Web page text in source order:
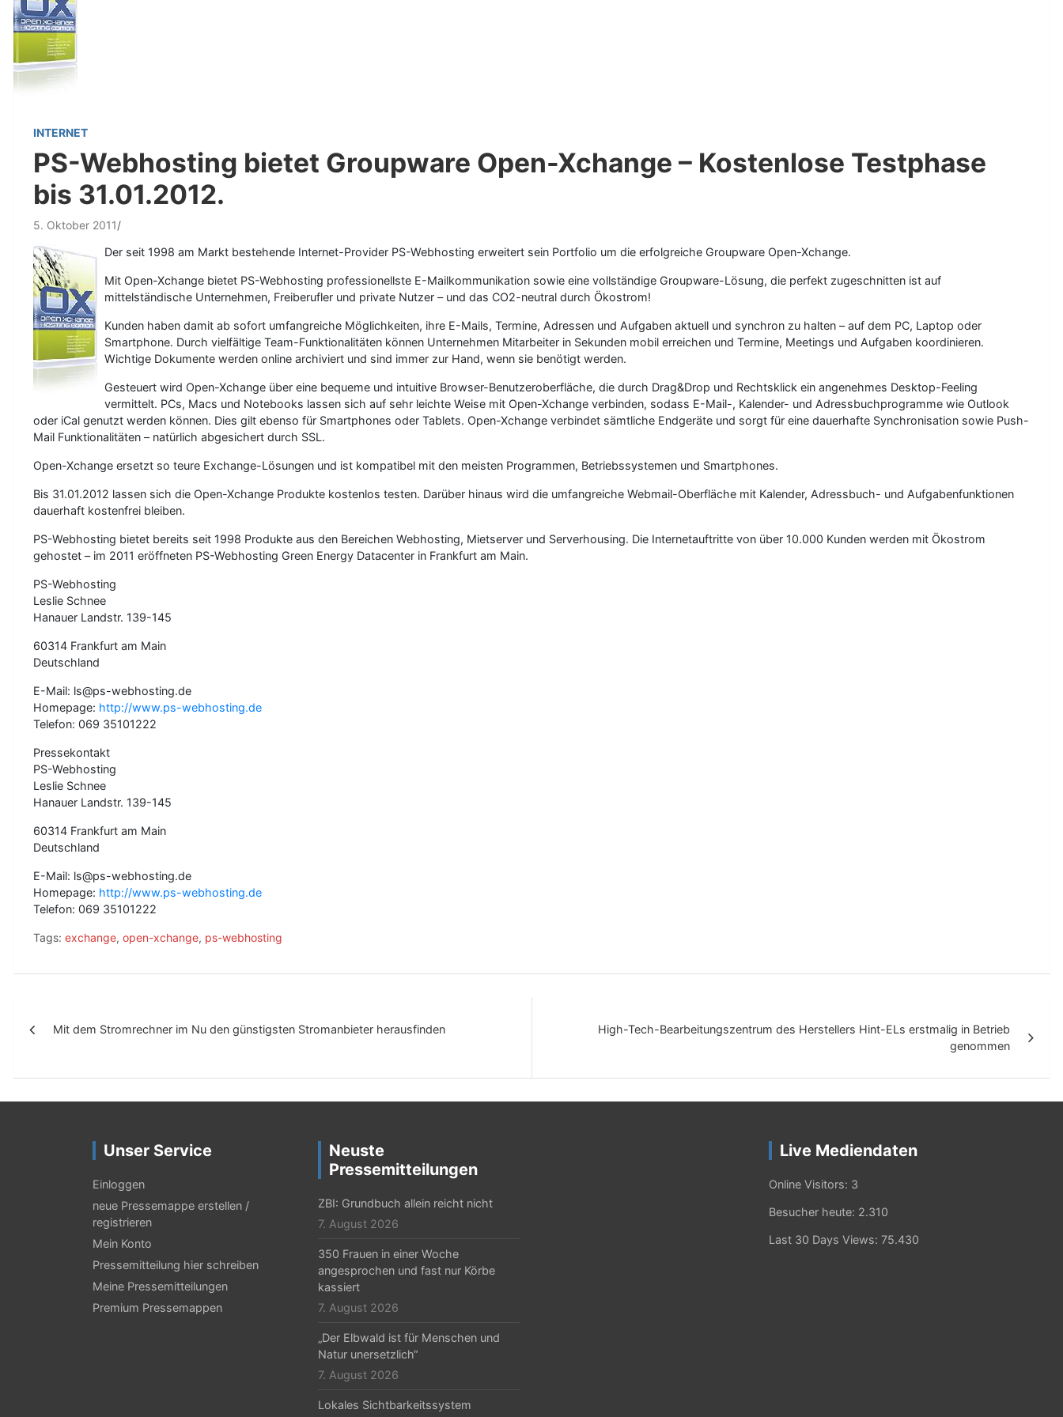
INTERNET
PS-Webhosting bietet Groupware Open-Xchange – Kostenlose Testphase
bis 31.01.2012.
5. Oktober 2011
Der seit 1998 am Markt bestehende Internet-Provider PS-Webhosting erweitert sein Portfolio um die erfolgreiche Groupware Open-Xchange.
Mit Open-Xchange bietet PS-Webhosting professionellste E-Mailkommunikation sowie eine vollständige Groupware-Lösung, die perfekt zugeschnitten ist auf
mittelständische Unternehmen, Freiberufler und private Nutzer – und das CO2-neutral durch Ökostrom!
Kunden haben damit ab sofort umfangreiche Möglichkeiten, ihre E-Mails, Termine, Adressen und Aufgaben aktuell und synchron zu halten – auf dem PC, Laptop oder
Smartphone. Durch vielfältige Team-Funktionalitäten können Unternehmen Mitarbeiter in Sekunden mobil erreichen und Termine, Meetings und Aufgaben koordinieren.
Wichtige Dokumente werden online archiviert und sind immer zur Hand, wenn sie benötigt werden.
Gesteuert wird Open-Xchange über eine bequeme und intuitive Browser-Benutzeroberfläche, die durch Drag&Drop und Rechtsklick ein angenehmes Desktop-Feeling
vermittelt. PCs, Macs und Notebooks lassen sich auf sehr leichte Weise mit Open-Xchange verbinden, sodass E-Mail-, Kalender- und Adressbuchprogramme wie Outlook
oder iCal genutzt werden können. Dies gilt ebenso für Smartphones oder Tablets. Open-Xchange verbindet sämtliche Endgeräte und sorgt für eine dauerhafte Synchronisation sowie Push-
Mail Funktionalitäten – natürlich abgesichert durch SSL.
Open-Xchange ersetzt so teure Exchange-Lösungen und ist kompatibel mit den meisten Programmen, Betriebssystemen und Smartphones.
Bis 31.01.2012 lassen sich die Open-Xchange Produkte kostenlos testen. Darüber hinaus wird die umfangreiche Webmail-Oberfläche mit Kalender, Adressbuch- und Aufgabenfunktionen
dauerhaft kostenfrei bleiben.
PS-Webhosting bietet bereits seit 1998 Produkte aus den Bereichen Webhosting, Mietserver und Serverhousing. Die Internetauftritte von über 10.000 Kunden werden mit Ökostrom
gehostet – im 2011 eröffneten PS-Webhosting Green Energy Datacenter in Frankfurt am Main.
PS-Webhosting
Leslie Schnee
Hanauer Landstr. 139-145
60314 Frankfurt am Main
Deutschland
E-Mail: ls@ps-webhosting.de
Homepage: http://www.ps-webhosting.de
Telefon: 069 35101222
Pressekontakt
PS-Webhosting
Leslie Schnee
Hanauer Landstr. 139-145
60314 Frankfurt am Main
Deutschland
E-Mail: ls@ps-webhosting.de
Homepage: http://www.ps-webhosting.de
Telefon: 069 35101222
Tags: exchange, open-xchange, ps-webhosting
Mit dem Stromrechner im Nu den günstigsten Stromanbieter herausfinden
High-Tech-Bearbeitungszentrum des Herstellers Hint-ELs erstmalig in Betrieb
genommen
Unser Service
Einloggen
neue Pressemappe erstellen /
registrieren
Mein Konto
Pressemitteilung hier schreiben
Meine Pressemitteilungen
Premium Pressemappen
Neuste
Pressemitteilungen
ZBI: Grundbuch allein reicht nicht
7. August 2026
350 Frauen in einer Woche
angesprochen und fast nur Körbe
kassiert
7. August 2026
„Der Elbwald ist für Menschen und
Natur unersetzlich“
7. August 2026
Lokales Sichtbarkeitssystem
Live Mediendaten
Online Visitors: 3
Besucher heute: 2.310
Last 30 Days Views: 75.430